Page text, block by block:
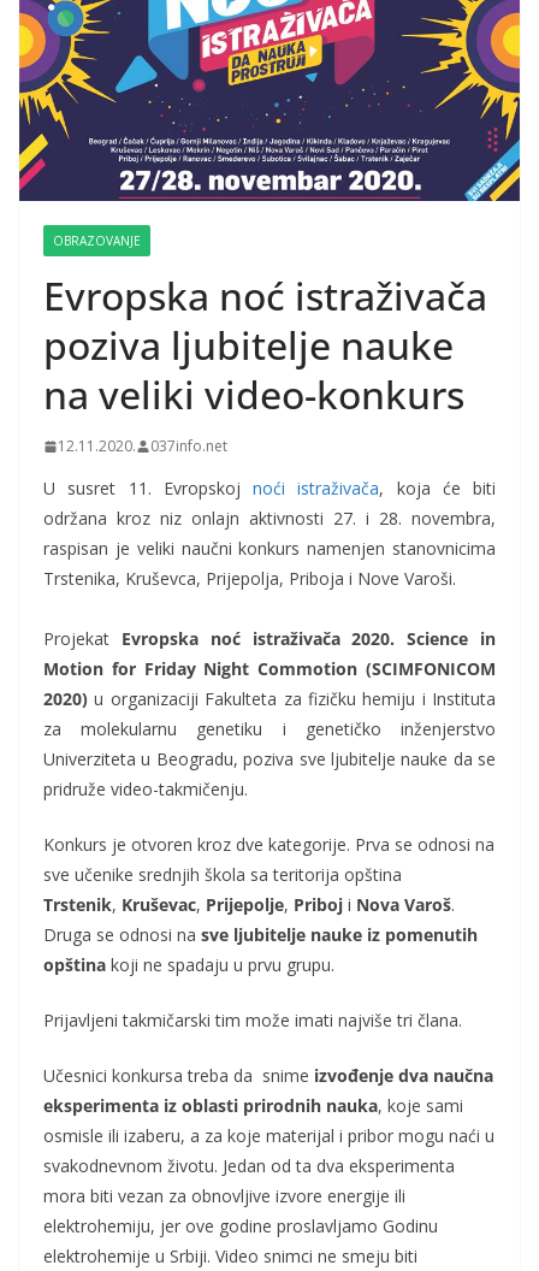
OBRAZOVANJE
Evropska noć istraživača
poziva ljubitelje nauke
na veliki video-konkurs
12.11.2020. 037info.net
U susret 11. Evropskoj noći istraživača, koja će biti
održana kroz niz onlajn aktivnosti 27. i 28. novembra,
raspisan je veliki naučni konkurs namenjen stanovnicima
Trstenika, Kruševca, Prijepolja, Priboja i Nove Varoši.
Projekat Evropska noć istraživača 2020. Science in
Motion for Friday Night Commotion (SCIMFONICOM
2020)u organizaciji Fakulteta za fizičku hemiju i Instituta
za molekularnu genetiku i genetičko inženjerstvo
Univerziteta u Beogradu, poziva sve ljubitelje nauke da se
pridruže video-takmičenju.
Konkurs je otvoren kroz dve kategorije. Prva se odnosi na
sve učenike srednjih škola sa teritorija opština
Trstenik, Kruševac, Prijepolje, Priboj i Nova Varoš.
Druga se odnosi na sve ljubitelje nauke iz pomenutih
opština koji ne spadaju u prvu grupu.
Prijavljeni takmičarski tim može imati najviše tri člana.
Učesnici konkursa treba da snime izvođenje dva naučna
eksperimenta iz oblasti prirodnih nauka, koje sami
osmisle ili izaberu, a za koje materijal i pribor mogu naći u
svakodnevnom životu. Jedan od ta dva eksperimenta
mora biti vezan za obnovljive izvore energije ili
elektrohemiju, jer ove godine proslavljamo Godinu
elektrohemije u Srbiji. Video snimci ne smeju biti